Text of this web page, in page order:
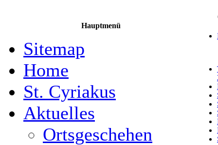
Hauptmenü
Sitemap
Home
St. Cyriakus
Aktuelles
Ortsgeschehen